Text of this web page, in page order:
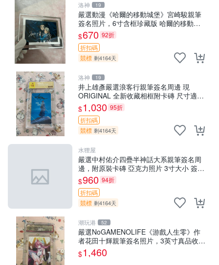
洛神 19
嚴選動漫《哈爾的移動城堡》宮崎駿親筆
簽名照片，6寸含框珍藏版 哈爾的移動城
堡 簽名照 公仔周邊
$670 92折
折扣碼
競標 剩4164天
洛神 19
井上雄彥嚴選浪客行親筆簽名周邊 現
ORIGINAL 全新收藏相框附卡磚 尺寸適中
浪客行 筆 記念照
$1,030 95折
折扣碼
競標 剩4164天
水狸屋
嚴選中村佑介四疊半神話大系親筆簽名周
邊，附原裝卡磚 亞克力照片 3寸大小 簽名
照 收藏級 周邊商品
$960 94折
折扣碼
競標 剩4164天
潮玩港 52
嚴選NoGAMENOLIFE《游戲人生零》作
者花田十輝親筆簽名照片，3英寸真品收
藏。簽名經典角色周邊推薦收藏。 游戲人
生零 花田十輝 簽名照
$1,460